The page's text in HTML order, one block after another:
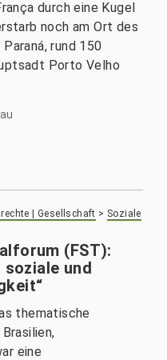
durch eine Kugel
noch am Ort des
rund 150
Porto Velho
| Gesellschaft > Soziale
(FST):
und
thematische
eine